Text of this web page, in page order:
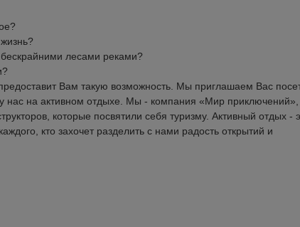
лесами реками?
Вам такую возможность. Мы приглашаем Вас
нас на активном отдыхе. Мы - компания «Мир приключений»,
которые посвятили себя туризму. Активный отдых -
кто захочет разделить с нами радость открытий и